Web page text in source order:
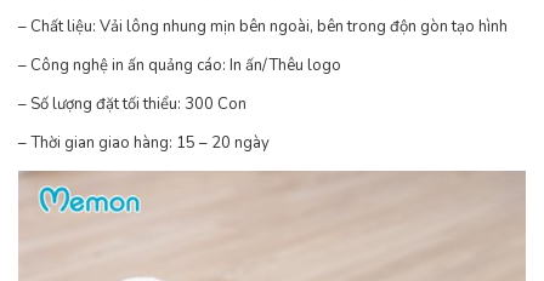
– Chất liệu: Vải lông nhung mịn bên ngoài, bên trong độn gòn tạo hình
– Công nghệ in ấn quảng cáo: In ấn/Thêu logo
– Số lượng đặt tối thiểu: 300 Con
– Thời gian giao hàng: 15 – 20 ngày